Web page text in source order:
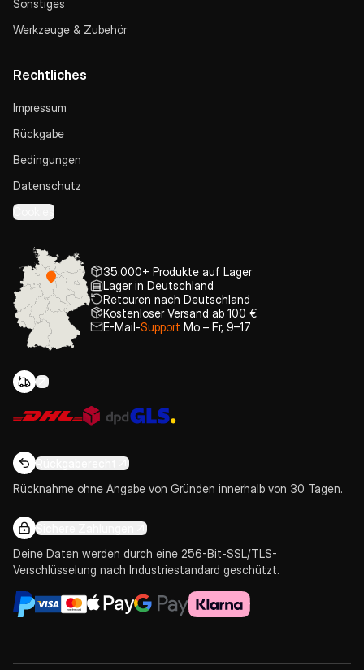
Sonstiges
Werkzeuge & Zubehör
Rechtliches
Impressum
Rückgabe
Bedingungen
Datenschutz
Cookies
35.000+ Produkte auf Lager
Lager in Deutschland
Retouren nach Deutschland
Kostenloser Versand ab 100 €
E-Mail-Support Mo – Fr, 9–17
Rückgaberecht
Rücknahme ohne Angabe von Gründen innerhalb von 30 Tagen.
Sichere Zahlungen
Deine Daten werden durch eine 256-Bit-SSL/TLS-
Verschlüsselung nach Industriestandard geschützt.